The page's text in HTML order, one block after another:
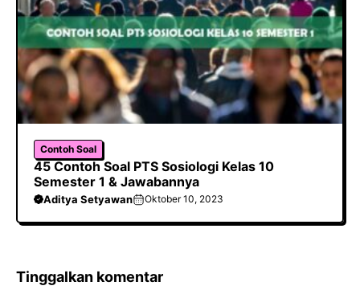
Contoh Soal
45 Contoh Soal PTS Sosiologi Kelas 10
Semester 1 & Jawabannya
Aditya Setyawan Oktober 10, 2023
Tinggalkan komentar